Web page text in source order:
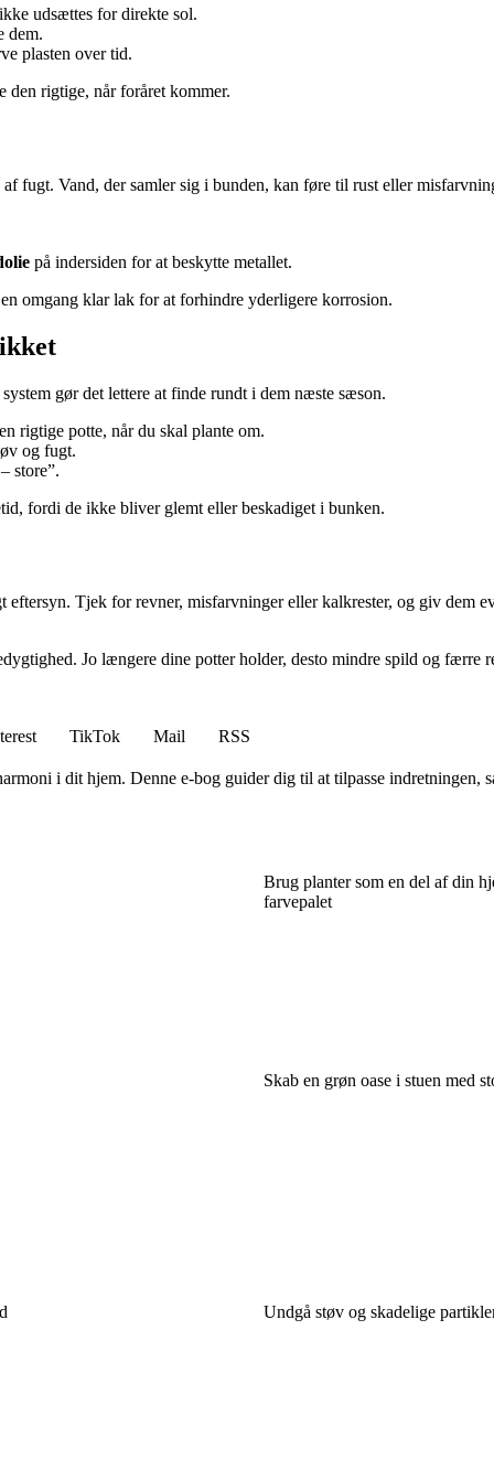
udsættes for direkte sol.
dem.
plasten over tid.
den rigtige, når foråret kommer.
fugt. Vand, der samler sig i bunden, kan føre til rust eller
på indersiden for at beskytte metallet.
omgang klar lak for at forhindre yderligere korrosion.
gør det lettere at finde rundt i dem næste sæson.
rigtige potte, når du skal plante om.
og fugt.
store”.
fordi de ikke bliver glemt eller beskadiget i bunken.
Tjek for revner, misfarvninger eller kalkrester, og giv dem
Jo længere dine potter holder, desto mindre spild og
TikTok Mail RSS
i dit hjem. Denne e-bog guider dig til at tilpasse indretningen,
Brug planter som en del af din
farvepalet
Skab en grøn oase i stuen med
Undgå støv og skadelige